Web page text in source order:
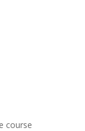
course